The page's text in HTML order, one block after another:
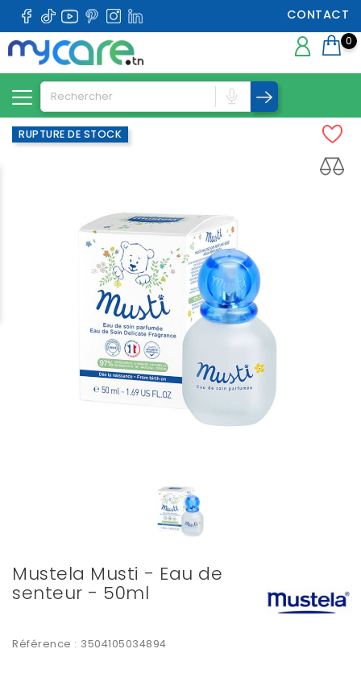
CONTACT
0
RUPTURE DE STOCK
Mustela Musti - Eau de
senteur - 50ml
Référence : 3504105034894